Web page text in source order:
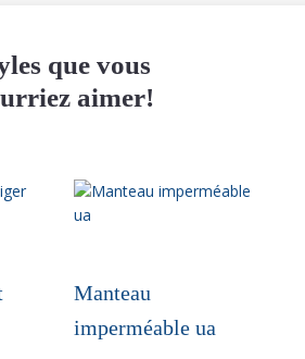
que vous
aimer!
Manteau
imperméable ua